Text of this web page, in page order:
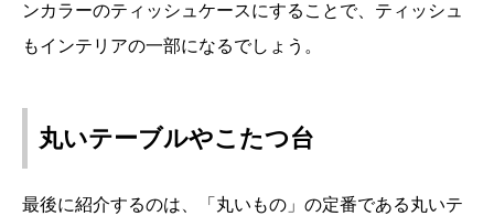
ンカラーのティッシュケースにすることで、ティッシュ
もインテリアの一部になるでしょう。
丸いテーブルやこたつ台
最後に紹介するのは、「丸いもの」の定番である丸いテ